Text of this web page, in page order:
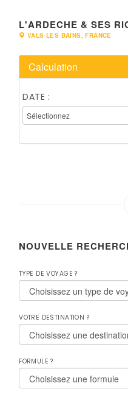
L'ARDECHE & SES
VALS LES BAINS, FRANCE
Calculation
DATE :
Sélectionnez
NOUVELLE
TYPE DE VOYAGE ?
VOTRE DESTINATION ?
FORMULE ?